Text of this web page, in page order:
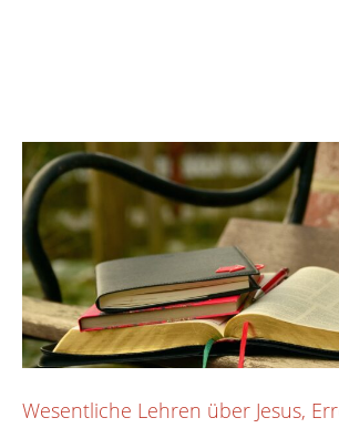
Wesentliche Lehren über Jesus,